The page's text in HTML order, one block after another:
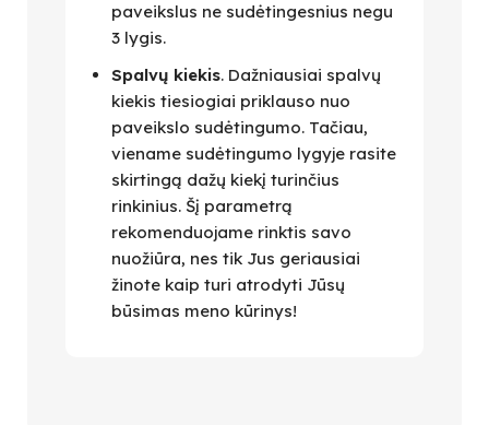
paveikslus ne sudėtingesnius negu
3 lygis.
Spalvų kiekis. Dažniausiai spalvų
kiekis tiesiogiai priklauso nuo
paveikslo sudėtingumo. Tačiau,
viename sudėtingumo lygyje rasite
skirtingą dažų kiekį turinčius
rinkinius. Šį parametrą
rekomenduojame rinktis savo
nuožiūra, nes tik Jus geriausiai
žinote kaip turi atrodyti Jūsų
būsimas meno kūrinys!